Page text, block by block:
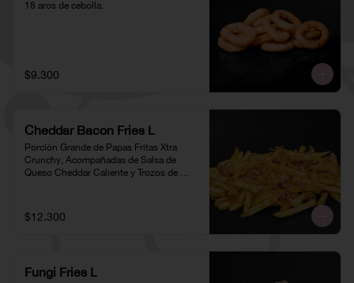
18 aros de cebolla.
$9.300
Cheddar Bacon Fries L
Porción Grande de Papas Fritas Xtra
Crunchy, Acompañadas de Salsa de
Queso Cheddar Caliente y Trozos de
$12.300
Fungi Fries L